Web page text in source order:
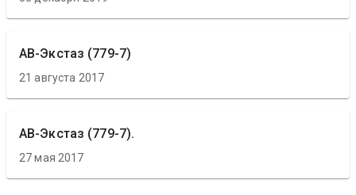
АВ-Экстаз (779-7)
21 августа 2017
АВ-Экстаз (779-7).
27 мая 2017